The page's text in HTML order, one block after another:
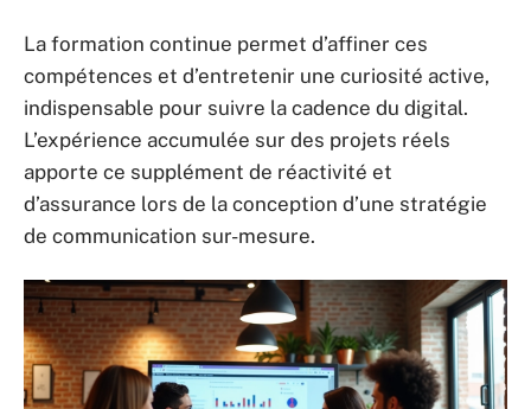
La formation continue permet d’affiner ces
compétences et d’entretenir une curiosité active,
indispensable pour suivre la cadence du digital.
L’expérience accumulée sur des projets réels
apporte ce supplément de réactivité et
d’assurance lors de la conception d’une stratégie
de communication sur-mesure.